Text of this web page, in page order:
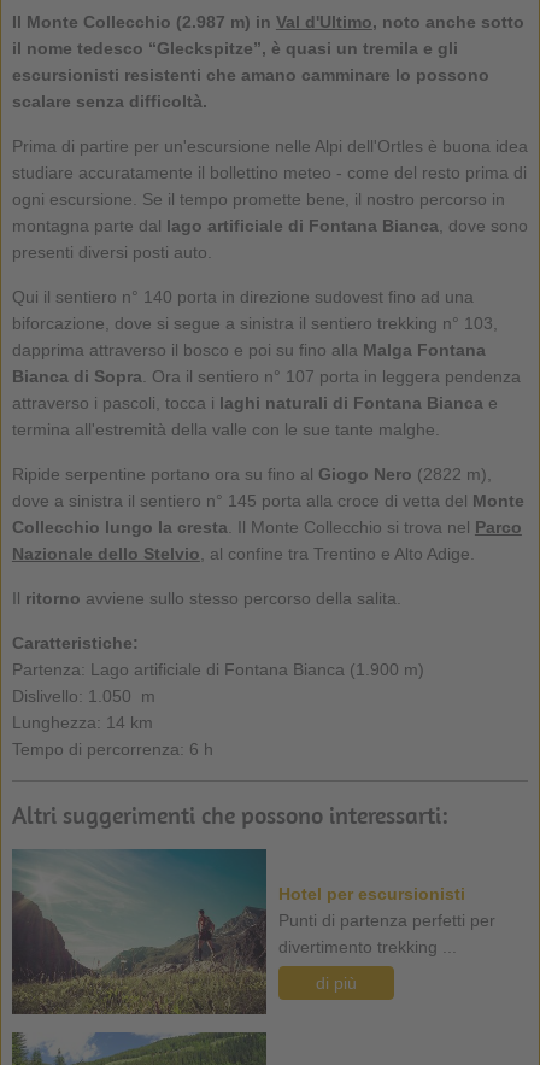
Il Monte Collecchio (2.987 m) in Val d'Ultimo, noto anche sotto
il nome tedesco “Gleckspitze”, è quasi un tremila e gli
escursionisti resistenti che amano camminare lo possono
scalare senza difficoltà.
Prima di partire per un'escursione nelle Alpi dell'Ortles è buona idea
studiare accuratamente il bollettino meteo - come del resto prima di
ogni escursione. Se il tempo promette bene, il nostro percorso in
montagna parte dal lago artificiale di Fontana Bianca , dove sono
presenti diversi posti auto.
Qui il sentiero n° 140 porta in direzione sudovest fino ad una
biforcazione, dove si segue a sinistra il sentiero trekking n° 103,
dapprima attraverso il bosco e poi su fino alla Malga Fontana
Bianca di Sopra . Ora il sentiero n° 107 porta in leggera pendenza
attraverso i pascoli, tocca i laghi naturali di Fontana Bianca e
termina all'estremità della valle con le sue tante malghe.
Ripide serpentine portano ora su fino al Giogo Nero (2822 m),
dove a sinistra il sentiero n° 145 porta alla croce di vetta del Monte
Collecchio lungo la cresta . Il Monte Collecchio si trova nel Parco
Nazionale dello Stelvio , al confine tra Trentino e Alto Adige.
Il ritorno avviene sullo stesso percorso della salita.
Caratteristiche:
Partenza: Lago artificiale di Fontana Bianca (1.900 m)
Dislivello: 1.050 m
Lunghezza: 14 km
Tempo di percorrenza: 6 h
Altri suggerimenti che possono interessarti:
Hotel per escursionisti
Punti di partenza perfetti per
divertimento trekking ...
di più